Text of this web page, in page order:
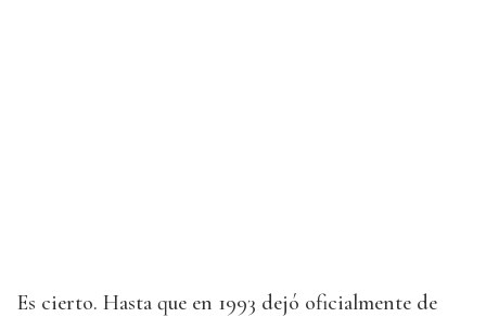
Es cierto. Hasta que en 1993 dejó oficialmente de